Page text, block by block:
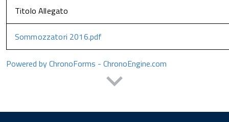
Titolo Allegato
Sommozzatori 2016.pdf
Powered by ChronoForms - ChronoEngine.com